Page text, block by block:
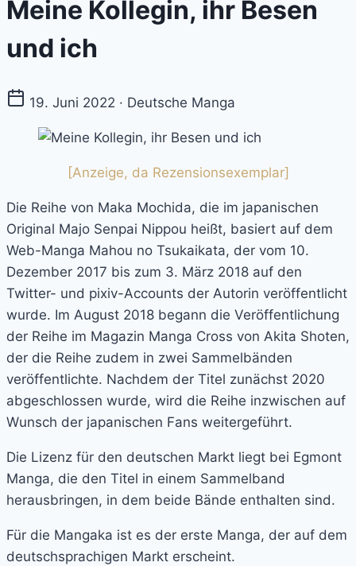
Meine Kollegin, ihr Besen
und ich
19. Juni 2022 · Deutsche Manga
[Anzeige, da Rezensionsexemplar]
Die Reihe von Maka Mochida, die im japanischen
Original Majo Senpai Nippou heißt, basiert auf dem
Web-Manga Mahou no Tsukaikata, der vom 10.
Dezember 2017 bis zum 3. März 2018 auf den
Twitter- und pixiv-Accounts der Autorin veröffentlicht
wurde. Im August 2018 begann die Veröffentlichung
der Reihe im Magazin Manga Cross von Akita Shoten,
der die Reihe zudem in zwei Sammelbänden
veröffentlichte. Nachdem der Titel zunächst 2020
abgeschlossen wurde, wird die Reihe inzwischen auf
Wunsch der japanischen Fans weitergeführt.
Die Lizenz für den deutschen Markt liegt bei Egmont
Manga, die den Titel in einem Sammelband
herausbringen, in dem beide Bände enthalten sind.
Für die Mangaka ist es der erste Manga, der auf dem
deutschsprachigen Markt erscheint.